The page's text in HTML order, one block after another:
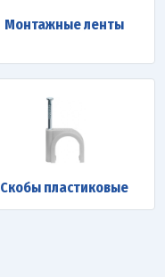
Монтажные ленты
Скобы пластиковые